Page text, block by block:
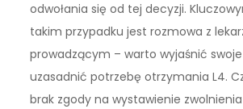
odwołania się od tej decyzji.
takim przypadku jest rozmowa z
prowadzącym – warto wyjaśnić
uzasadnić potrzebę otrzymania L4.
brak zgody na wystawienie